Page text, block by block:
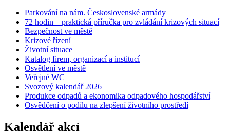
Parkování na nám. Československé armády
72 hodin – praktická příručka pro zvládání krizových situací
Bezpečnost ve městě
Krizové řízení
Životní situace
Katalog firem, organizací a institucí
Osvětlení ve městě
Veřejné WC
Svozový kalendář 2026
Produkce odpadů a ekonomika odpadového hospodářství
Osvědčení o podílu na zlepšení životního prostředí
Kalendář akcí